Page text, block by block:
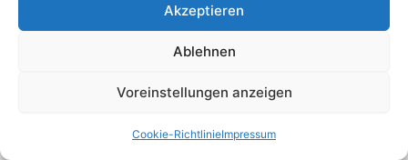
Akzeptieren
Ablehnen
Voreinstellungen anzeigen
Cookie-RichtlinieImpressum
AGB
Datenschutzerklärung
Echtheit von Bewertungen